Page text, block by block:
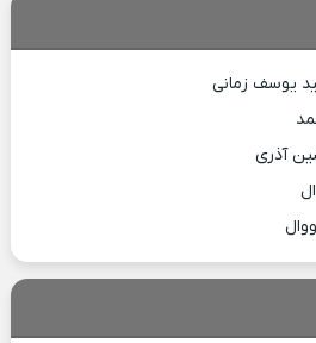
یوسف زمانی
آذری